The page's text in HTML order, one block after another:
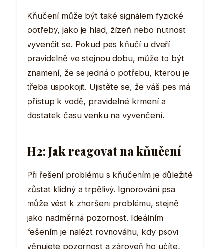
Kňučení může být také signálem fyzické
potřeby, jako je hlad, žízeň nebo nutnost
vyvenčit se. Pokud pes kňučí u dveří
pravidelně ve stejnou dobu, může to být
znamení, že se jedná o potřebu, kterou je
třeba uspokojit. Ujistěte se, že váš pes má
přístup k vodě, pravidelné krmení a
dostatek času venku na vyvenčení.
H2: Jak reagovat na kňučení
Při řešení problému s kňučením je důležité
zůstat klidný a trpělivý. Ignorování psa
může vést k zhoršení problému, stejně
jako nadměrná pozornost. Ideálním
řešením je nalézt rovnováhu, kdy psovi
věnujete pozornost a zároveň ho učíte,